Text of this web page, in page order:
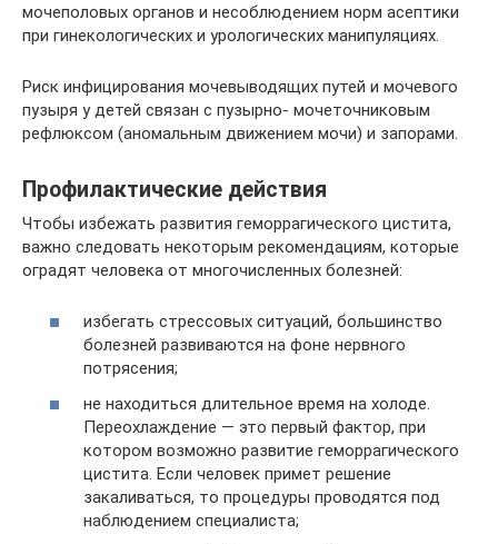
мочеполовых органов и несоблюдением норм асептики
при гинекологических и урологических манипуляциях.
Риск инфицирования мочевыводящих путей и мочевого
пузыря у детей связан с пузырно- мочеточниковым
рефлюксом (аномальным движением мочи) и запорами.
Профилактические действия
Чтобы избежать развития геморрагического цистита,
важно следовать некоторым рекомендациям, которые
оградят человека от многочисленных болезней:
избегать стрессовых ситуаций, большинство
болезней развиваются на фоне нервного
потрясения;
не находиться длительное время на холоде.
Переохлаждение — это первый фактор, при
котором возможно развитие геморрагического
цистита. Если человек примет решение
закаливаться, то процедуры проводятся под
наблюдением специалиста;